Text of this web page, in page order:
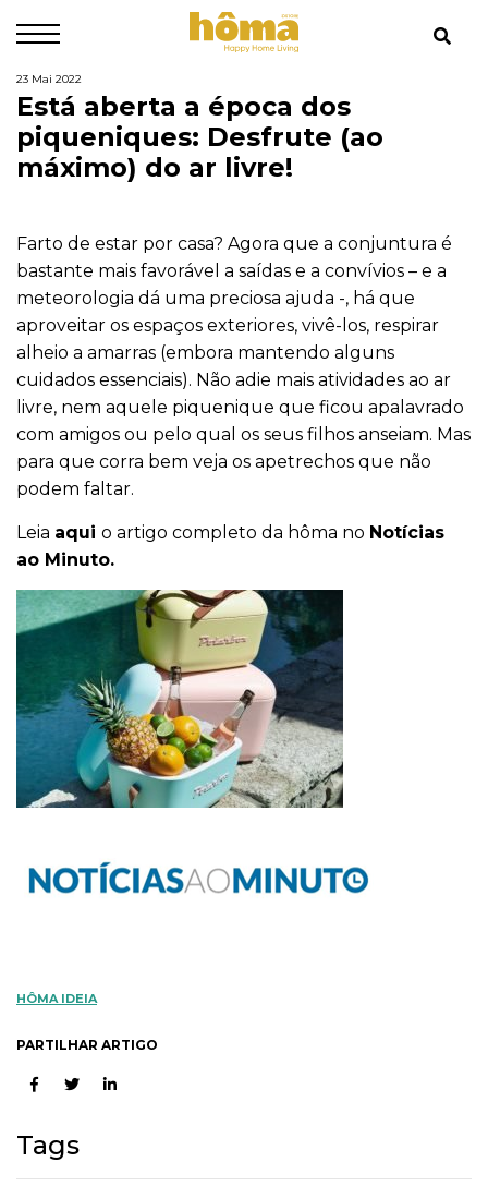
23 Mai 2022
Está aberta a época dos
piqueniques: Desfrute (ao
máximo) do ar livre!
Farto de estar por casa? Agora que a conjuntura é
bastante mais favorável a saídas e a convívios – e a
meteorologia dá uma preciosa ajuda -, há que
aproveitar os espaços exteriores, vivê-los, respirar
alheio a amarras (embora mantendo alguns
cuidados essenciais). Não adie mais atividades ao ar
livre, nem aquele piquenique que ficou apalavrado
com amigos ou pelo qual os seus filhos anseiam. Mas
para que corra bem veja os apetrechos que não
podem faltar.
Leia aqui o artigo completo da hôma no Notícias
ao Minuto.
HÔMA IDEIA
PARTILHAR ARTIGO
Tags